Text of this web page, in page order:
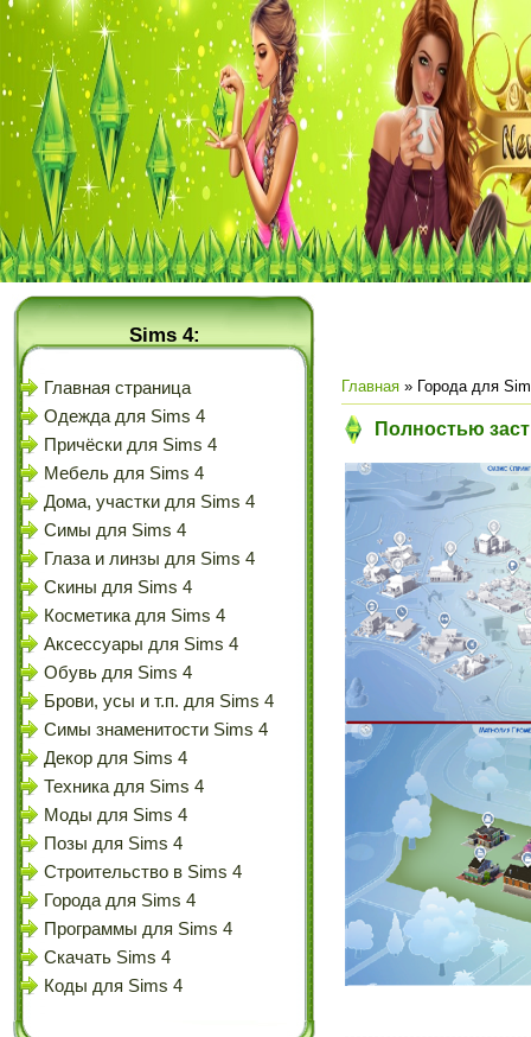
Sims 4:
Главная страница
Одежда для Sims 4
Причёски для Sims 4
Мебель для Sims 4
Дома, участки для Sims 4
Симы для Sims 4
Глаза и линзы для Sims 4
Скины для Sims 4
Косметика для Sims 4
Аксессуары для Sims 4
Обувь для Sims 4
Брови, усы и т.п. для Sims 4
Симы знаменитости Sims 4
Декор для Sims 4
Техника для Sims 4
Моды для Sims 4
Позы для Sims 4
Строительство в Sims 4
Города для Sims 4
Программы для Sims 4
Скачать Sims 4
Коды для Sims 4
Главная » Города для
Полностью